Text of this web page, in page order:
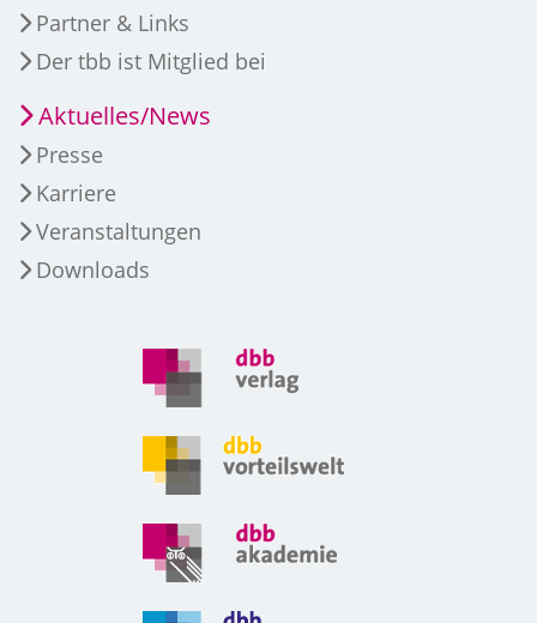
Partner & Links
Der tbb ist Mitglied bei
Aktuelles/News
Presse
Karriere
Veranstaltungen
Downloads